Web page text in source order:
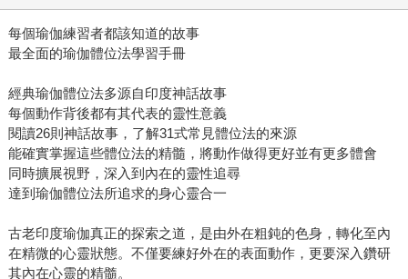
每個瑜伽練習者都該知道的故事
最全面的瑜伽體位法學習手冊
經典瑜伽體位法多源自印度神話故事
每個動作背後都有其代表的靈性意義
閱讀26則神話故事，了解31式常見體位法的來源
能確實掌握這些體位法的精髓，將動作做得更好並有更多體會
同時擴展視野，深入到內在的靈性追尋
達到瑜伽體位法所追求的身心靈合一
古老印度瑜伽真正的探索之道，是由外在粗鈍的色身，轉化至內
在精微的心靈狀態。不僅要練好外在的表面動作，更要深入鑽研
其內在心靈的精髓。